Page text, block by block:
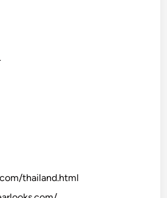
thailand.html